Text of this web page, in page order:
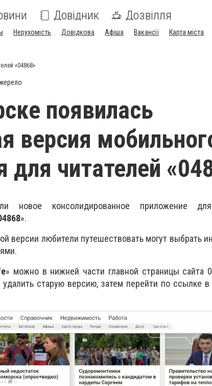
Довідник Дозвілля
Нерухомість Довідкова Афіша Вакансії Карта міста
«04868»
появилась
версия
для читателей
новое консолидированное приложение
».
версии любители путешествовать могут выбрать
» можно в нижней части главной страницы сайта
старую версию, затем перейти по ссылке в